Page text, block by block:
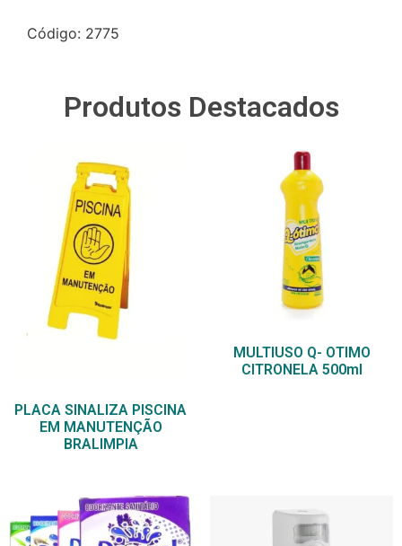
Código: 2775
Produtos Destacados
PLACA SINALIZA PISCINA
EM MANUTENÇÃO
BRALIMPIA
MULTIUSO Q- OTIMO
CITRONELA 500ml